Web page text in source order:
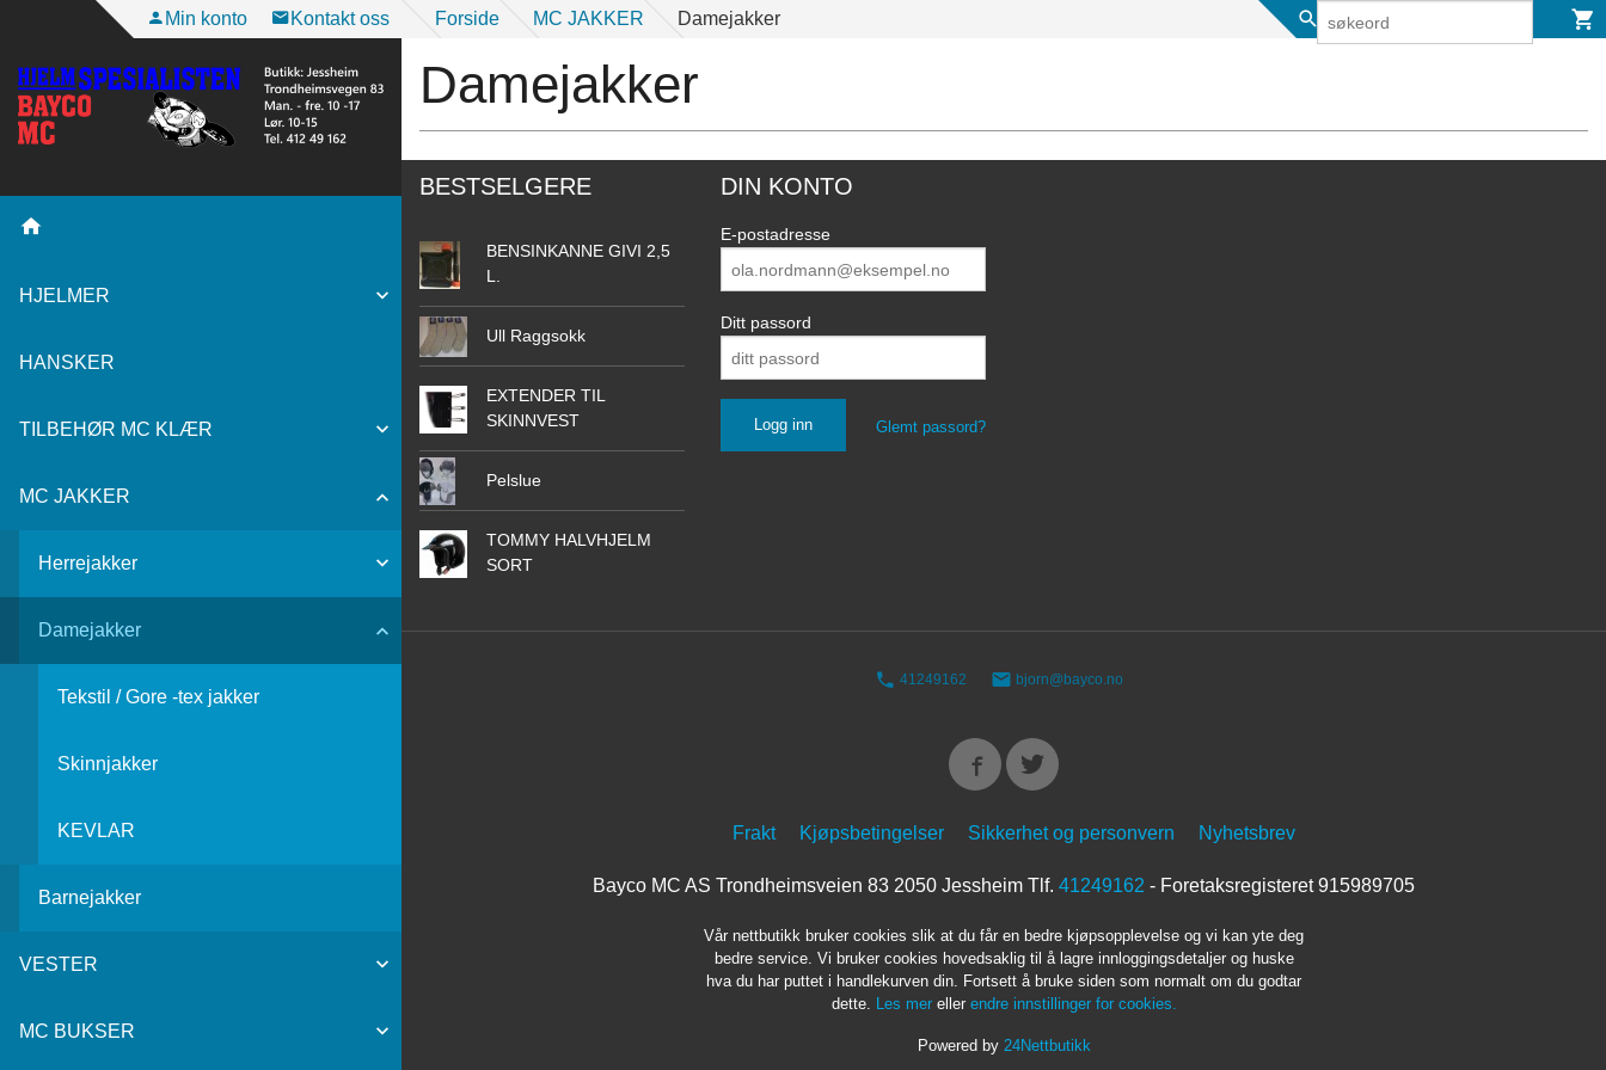
innholdet
HJELMER
HANSKER
TILBEHØR MC KLÆR
MC JAKKER
Herrejakker
Damejakker
Tekstil / Gore -tex jakker
Skinnjakker
KEVLAR
Barnejakker
VESTER
MC BUKSER
Forside MC JAKKER Damejakker
Kontakt oss
Min konto
Damejakker
BESTSELGERE
BENSINKANNE GIVI 2,5
L.
Ull Raggsokk
EXTENDER TIL
SKINNVEST
Pelslue
TOMMY HALVHJELM
SORT
DIN KONTO
E-postadresse
Ditt passord
Glemt passord?
41249162 bjorn@bayco.no
Frakt Kjøpsbetingelser Sikkerhet og personvern Nyhetsbrev
Bayco MC AS Trondheimsveien 83 2050 Jessheim Tlf. 41249162 - Foretaksregisteret 915989705
Vår nettbutikk bruker cookies slik at du får en bedre kjøpsopplevelse og vi kan yte deg
bedre service. Vi bruker cookies hovedsaklig til å lagre innloggingsdetaljer og huske
hva du har puttet i handlekurven din. Fortsett å bruke siden som normalt om du godtar
dette. Les mer eller endre innstillinger for cookies.
Powered by 24Nettbutikk